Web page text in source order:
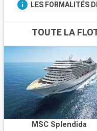
LES FORMALITÉS
TOUTE LA
MSC Splendida